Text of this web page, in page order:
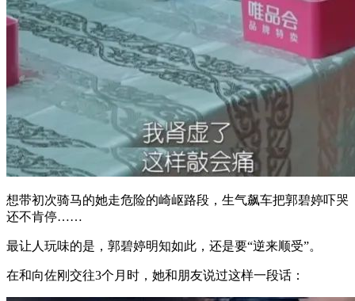
想带初次骑马的她走危险的崎岖路段，生气飙车把郭碧婷吓哭
还不肯停……
最让人玩味的是，郭碧婷明知如此，还是要“逆来顺受”。
在和向佐刚交往3个月时，她和朋友说过这样一段话：